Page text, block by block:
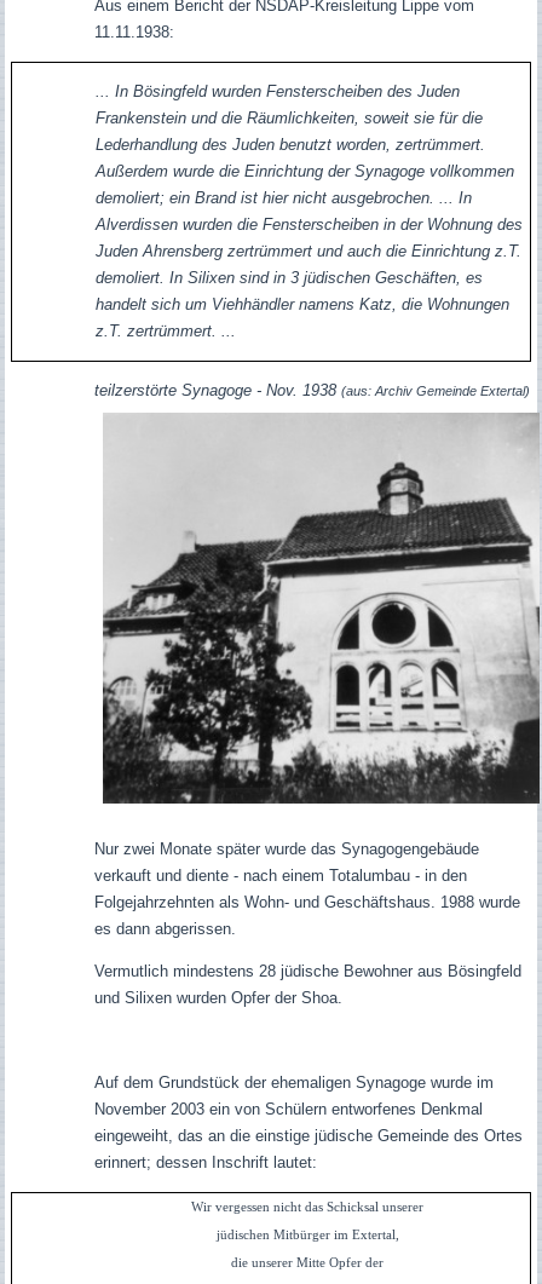
Aus einem Bericht der NSDAP-Kreisleitung Lippe vom
11.11.1938:
... In Bösingfeld wurden Fensterscheiben des Juden
Frankenstein und die Räumlichkeiten, soweit sie für die
Lederhandlung des Juden benutzt worden, zertrümmert.
Außerdem wurde die Einrichtung der Synagoge vollkommen
demoliert; ein Brand ist hier nicht ausgebrochen. ... In
Alverdissen wurden die Fensterscheiben in der Wohnung des
Juden Ahrensberg zertrümmert und auch die Einrichtung z.T.
demoliert. In Silixen sind in 3 jüdischen Geschäften, es
handelt sich um Viehhändler namens Katz, die Wohnungen
z.T. zertrümmert. ...
teilzerstörte Synagoge - Nov. 1938 (aus: Archiv Gemeinde Extertal)
Nur zwei Monate später wurde das Synagogengebäude
verkauft und diente - nach einem Totalumbau - in den
Folgejahrzehnten als Wohn- und Geschäftshaus. 1988 wurde
es dann abgerissen.
Vermutlich mindestens 28 jüdische Bewohner aus Bösingfeld
und Silixen wurden Opfer der Shoa.
Auf dem Grundstück der ehemaligen Synagoge wurde im
November 2003 ein von Schülern entworfenes Denkmal
eingeweiht, das an die einstige jüdische Gemeinde des Ortes
erinnert; dessen Inschrift lautet:
Wir vergessen nicht das Schicksal unserer
jüdischen Mitbürger im Extertal,
die unserer Mitte Opfer der